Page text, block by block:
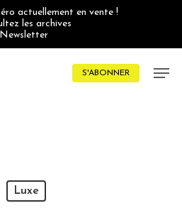
actuellement en vente !
les archives
Newsletter
S'ABONNER
Luxe